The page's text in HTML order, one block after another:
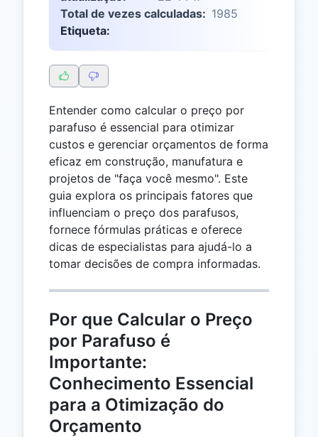
Total de vezes calculadas: 1985
Etiqueta:
Entender como calcular o preço por
parafuso é essencial para otimizar
custos e gerenciar orçamentos de forma
eficaz em construção, manufatura e
projetos de "faça você mesmo". Este
guia explora os principais fatores que
influenciam o preço dos parafusos,
fornece fórmulas práticas e oferece
dicas de especialistas para ajudá-lo a
tomar decisões de compra informadas.
Por que Calcular o Preço
por Parafuso é
Importante:
Conhecimento Essencial
para a Otimização do
Orçamento